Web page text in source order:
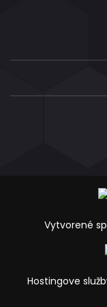
Vytvorené
Hostingove